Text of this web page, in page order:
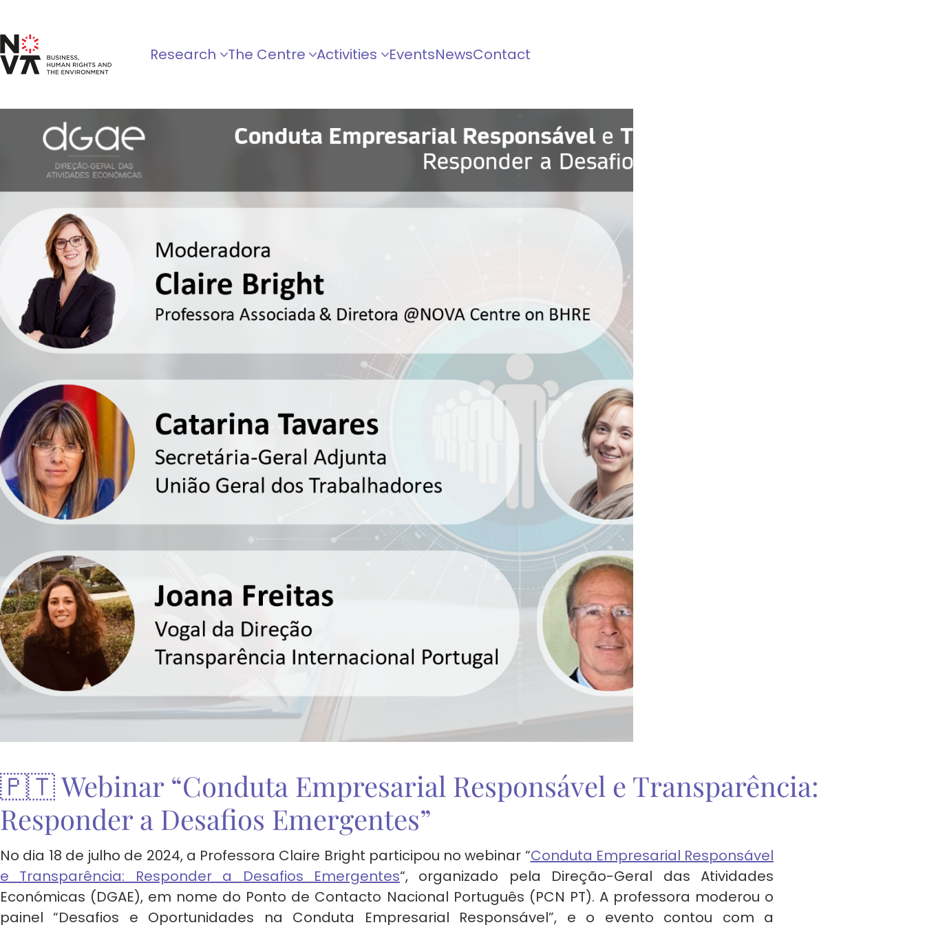
Research The Centre Activities EventsNewsContact
🇵🇹 Webinar “Conduta Empresarial Responsável e Transparência:
Responder a Desafios Emergentes”
No dia 18 de julho de 2024, a Professora Claire Bright participou no webinar “Conduta Empresarial Responsável
e Transparência: Responder a Desafios Emergentes“, organizado pela Direção-Geral das Atividades
Económicas (DGAE), em nome do Ponto de Contacto Nacional Português (PCN PT). A professora moderou o
painel “Desafios e Oportunidades na Conduta Empresarial Responsável”, e o evento contou com a